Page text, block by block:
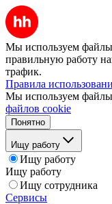
Мы используем файлы
правильную работу
трафик.
Правила
Мы используем
файлов cookie
Понятно
Ищу работу
Ищу работу
Ищу работу
Ищу сотрудника
Сервисы